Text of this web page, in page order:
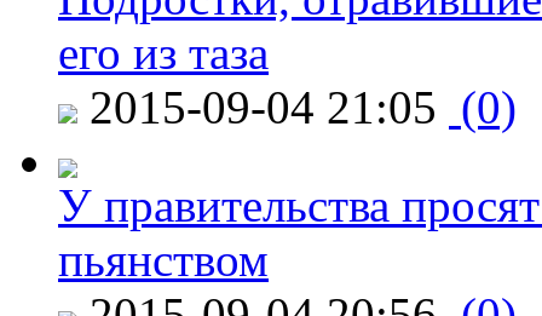
его из таза
2015-09-04 21:05 (0)
У правительства
пьянством